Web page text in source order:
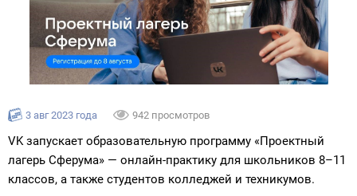
3 авг 2023 года 942 просмотров
VK запускает образовательную программу «Проектный
лагерь Сферума» — онлайн-практику для школьников 8–11
классов, а также студентов колледжей и техникумов.